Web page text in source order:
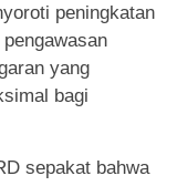
peningkatan
yang
bagi
sepakat bahwa